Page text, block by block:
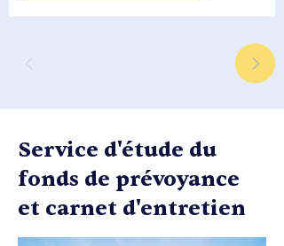
Service d'étude du
fonds de prévoyance
et carnet d'entretien